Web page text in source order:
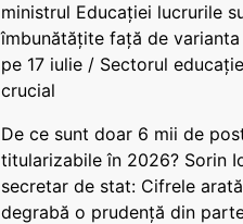
ministrul Educației lucrurile
îmbunătățite față de
pe 17 iulie / Sectorul
crucial
De ce sunt doar 6 mii de
titularizabile în 2026? Sorin
secretar de stat: Cifrele
degrabă o prudență din